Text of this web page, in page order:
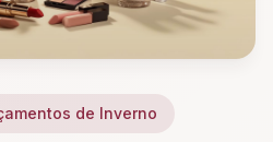
de Inverno